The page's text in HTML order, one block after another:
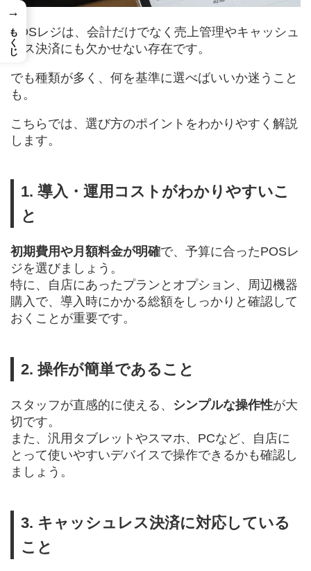
POSレジは、会計だけでなく売上管理やキャッシュ
レス決済にも欠かせない存在です。
でも種類が多く、何を基準に選べばいいか迷うこと
も。
こちらでは、選び方のポイントをわかりやすく解説
します。
1. 導入・運用コストがわかりやすいこ
と
初期費用や月額料金が明確で、予算に合ったPOSレ
ジを選びましょう。
特に、自店にあったプランとオプション、周辺機器
購入で、導入時にかかる総額をしっかりと確認して
おくことが重要です。
2. 操作が簡単であること
スタッフが直感的に使える、 シンプルな操作性が大
切です。
また、汎用タブレットやスマホ、PCなど、自店に
とって使いやすいデバイスで操作できるかも確認し
ましょう。
3. キャッシュレス決済に対応している
こと
→
もくじ